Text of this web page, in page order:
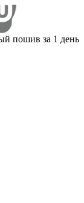
пошив за 1 день